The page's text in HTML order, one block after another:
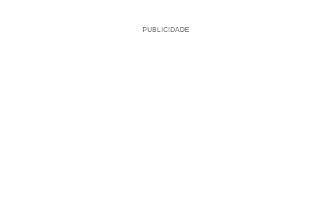
PUBLICIDADE